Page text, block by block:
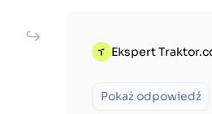
Ekspert
Pokaż odpowiedź